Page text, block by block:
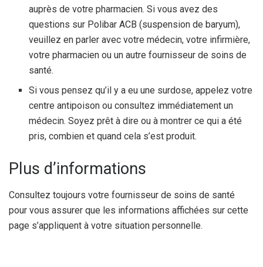
auprès de votre pharmacien. Si vous avez des
questions sur Polibar ACB (suspension de baryum),
veuillez en parler avec votre médecin, votre infirmière,
votre pharmacien ou un autre fournisseur de soins de
santé.
Si vous pensez qu’il y a eu une surdose, appelez votre
centre antipoison ou consultez immédiatement un
médecin. Soyez prêt à dire ou à montrer ce qui a été
pris, combien et quand cela s’est produit.
Plus d’informations
Consultez toujours votre fournisseur de soins de santé
pour vous assurer que les informations affichées sur cette
page s’appliquent à votre situation personnelle.